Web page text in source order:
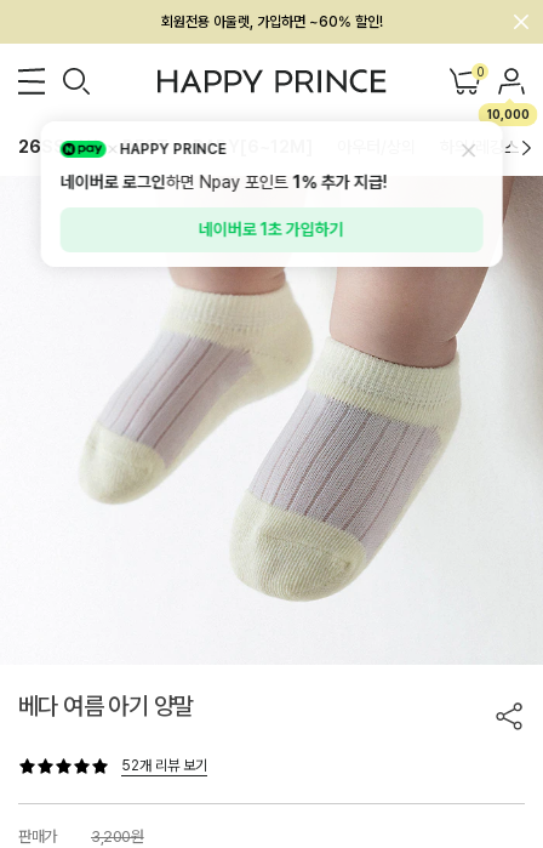
회원전용 아울렛, 가입하면 ~60% 할인!
멤버십 최대 28,000원 혜택 0
10,000
26SS 신상 BEST BABY[6~12M] 하의/레깅스
베다 여름 아기 양말
52개 리뷰 보기
판매가
3,200원
HAPPY PRINCE
네이버로 로그인하면 Npay 포인트1%추가 지급!
네이버로 1초 가입하기